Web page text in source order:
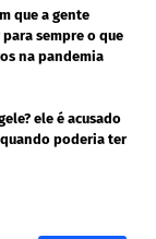
que a gente
sempre o que
na pandemia
ele é acusado
poderia ter